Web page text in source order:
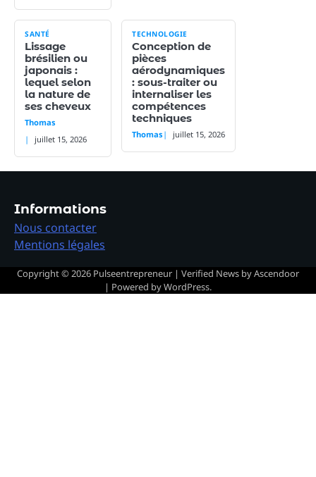
SANTÉ
Lissage
brésilien ou
japonais :
lequel selon
la nature de
ses cheveux
Thomas
juillet 15, 2026
TECHNOLOGIE
Conception de
pièces
aérodynamiques
: sous-traiter ou
internaliser les
compétences
techniques
Thomas juillet 15, 2026
Informations
Nous contacter
Mentions légales
Copyright © 2026 Pulseentrepreneur | Verified News byAscendoor
| Powered byWordPress.